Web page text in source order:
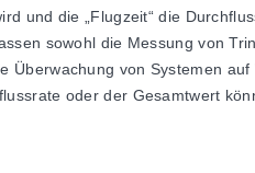
und die „Flugzeit“ die
sowohl die Messung von
Überwachung von Systemen
oder der Gesamtwert